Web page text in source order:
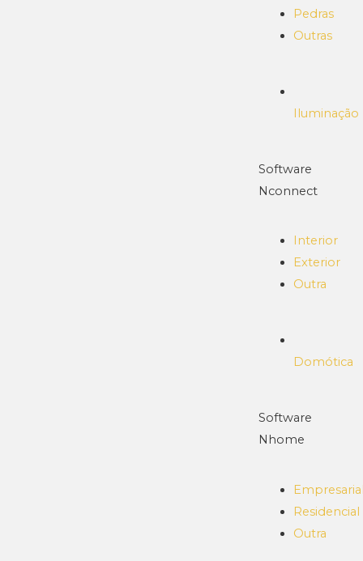
Pedras
Outras
Iluminação
Software
Nconnect
Interior
Exterior
Outra
Domótica
Software
Nhome
Residencial
Outra